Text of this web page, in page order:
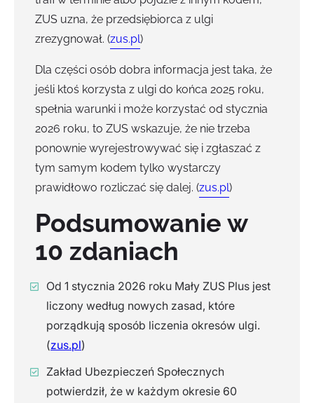
ZUS uzna, że przedsiębiorca z ulgi
zrezygnował. (zus.pl)
Dla części osób dobra informacja jest taka, że
jeśli ktoś korzysta z ulgi do końca 2025 roku,
spełnia warunki i może korzystać od stycznia
2026 roku, to ZUS wskazuje, że nie trzeba
ponownie wyrejestrowywać się i zgłaszać z
tym samym kodem tylko wystarczy
prawidłowo rozliczać się dalej. (zus.pl)
Podsumowanie w
10 zdaniach
Od 1 stycznia 2026 roku Mały ZUS Plus jest
liczony według nowych zasad, które
porządkują sposób liczenia okresów ulgi.
(zus.pl)
Zakład Ubezpieczeń Społecznych
potwierdził, że w każdym okresie 60